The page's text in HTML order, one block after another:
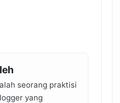
seorang praktisi
yang